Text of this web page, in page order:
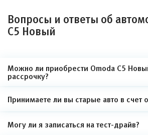
Вопросы и ответы об
C5 Новый
Можно ли приобрести Omoda C5
рассрочку?
Принимаете ли вы старые авто в счет
Могу ли я записаться на тест-драйв?